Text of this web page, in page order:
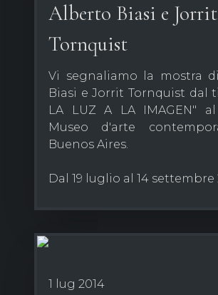
Alberto Biasi e Jorrit
Tornquist
Vi segnaliamo la mostra
Biasi e Jorrit Tornquist dal
LA LUZ A LA IMAGEN" al
Museo d'arte
Buenos Aires.
Dal 19 luglio al 14 settembre
1 lug 2014